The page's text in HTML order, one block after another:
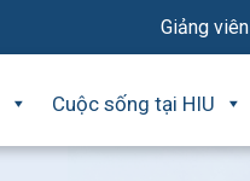
Giảng viên
Cuộc sống tại HIU